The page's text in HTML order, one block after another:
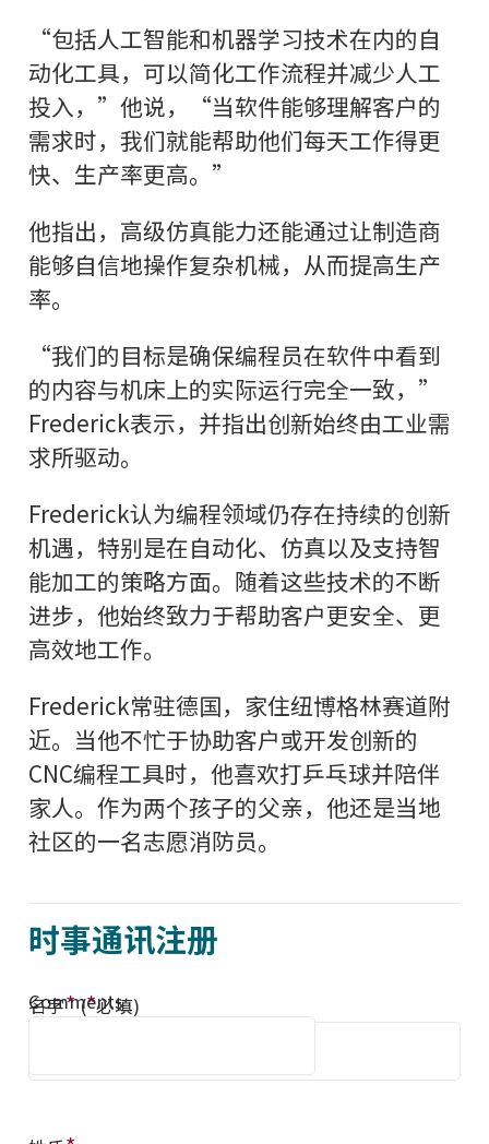
“包括人工智能和机器学习技术在内的自
动化工具，可以简化工作流程并减少人工
投入，”他说，“当软件能够理解客户的
需求时，我们就能帮助他们每天工作得更
快、生产率更高。”
他指出，高级仿真能力还能通过让制造商
能够自信地操作复杂机械，从而提高生产
率。
“我们的目标是确保编程员在软件中看到
的内容与机床上的实际运行完全一致，”
Frederick表示，并指出创新始终由工业需
求所驱动。
Frederick认为编程领域仍存在持续的创新
机遇，特别是在自动化、仿真以及支持智
能加工的策略方面。随着这些技术的不断
进步，他始终致力于帮助客户更安全、更
高效地工作。
Frederick常驻德国，家住纽博格林赛道附
近。当他不忙于协助客户或开发创新的
CNC编程工具时，他喜欢打乒乓球并陪伴
家人。作为两个孩子的父亲，他还是当地
社区的一名志愿消防员。
时事通讯注册
Comments
名字*(*必填)